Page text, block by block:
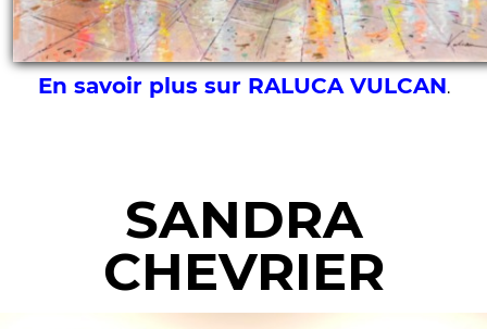
En savoir plus sur RALUCA VULCAN.
SANDRA
CHEVRIER